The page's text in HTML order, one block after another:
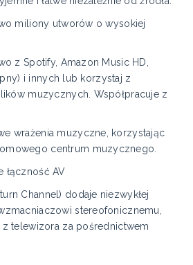
miliony utworów o wysokiej
z Spotify, Amazon Music HD,
i innych lub korzystaj z
muzycznych. Współpracuje z
wrażenia muzyczne, korzystając
centrum muzycznego.
łączność AV
Channel) dodaje niezwykłej
stereofonicznemu,
telewizora za pośrednictwem